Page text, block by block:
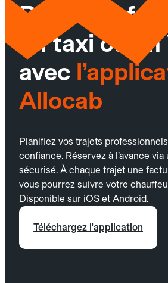
Réservez
un taxi ou
avec
Allocab
Planifiez vos trajets
confiance. Réservez à l’avance
sécurisé. À chaque trajet une
vous pourrez suivre votre
Disponible sur iOS et Android.
Téléchargez l'application